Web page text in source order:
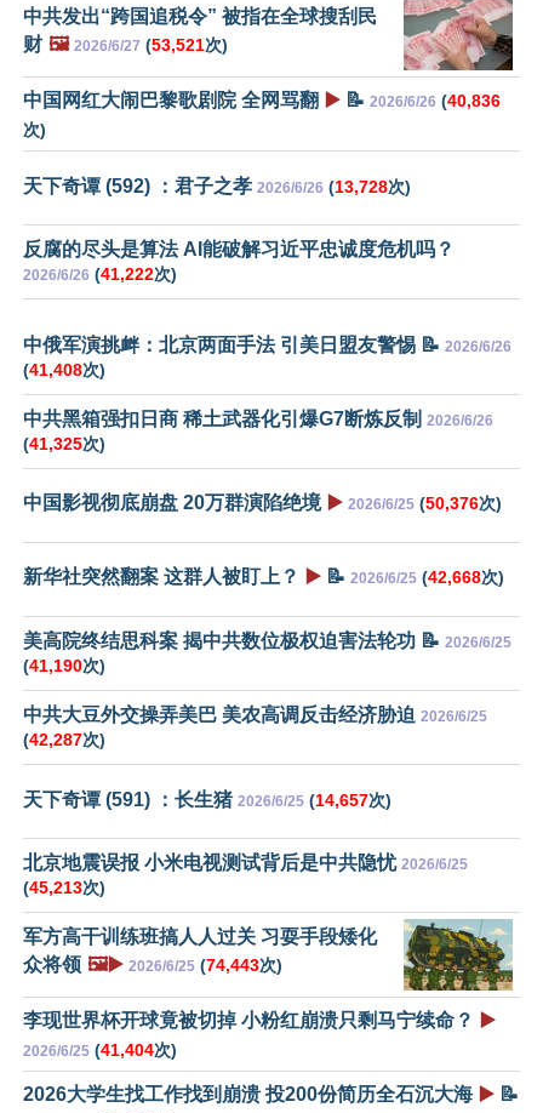
中共发出“跨国追税令” 被指在全球搜刮民
财 🖼️ 2026/6/27 (53,521次)
中国网红大闹巴黎歌剧院 全网骂翻 ▶️ 📝 2026/6/26 (40,836
次)
天下奇谭 (592) ：君子之孝 2026/6/26 (13,728次)
反腐的尽头是算法 AI能破解习近平忠诚度危机吗？
2026/6/26 (41,222次)
中俄军演挑衅：北京两面手法 引美日盟友警惕 📝 2026/6/26
(41,408次)
中共黑箱强扣日商 稀土武器化引爆G7断炼反制 2026/6/26
(41,325次)
中国影视彻底崩盘 20万群演陷绝境 ▶️ 2026/6/25 (50,376次)
新华社突然翻案 这群人被盯上？ ▶️ 📝 2026/6/25 (42,668次)
美高院终结思科案 揭中共数位极权迫害法轮功 📝 2026/6/25
(41,190次)
中共大豆外交操弄美巴 美农高调反击经济胁迫 2026/6/25
(42,287次)
天下奇谭 (591) ：长生猪 2026/6/25 (14,657次)
北京地震误报 小米电视测试背后是中共隐忧 2026/6/25
(45,213次)
军方高干训练班搞人人过关 习耍手段矮化
众将领 🖼️▶️ 2026/6/25 (74,443次)
李现世界杯开球竟被切掉 小粉红崩溃只剩马宁续命？ ▶️
2026/6/25 (41,404次)
2026大学生找工作找到崩溃 投200份简历全石沉大海 ▶️ 📝